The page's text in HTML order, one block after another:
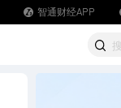
智通财经APP
下载智通财经APP